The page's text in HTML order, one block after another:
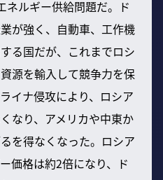
ネルギー供給問題だ。ド
が強く、自動車、工作機
る国だが、これまでロシ
源を輸入して競争力を保
イナ侵攻により、ロシア
なり、アメリカや中東か
を得なくなった。ロシア
価格は約2倍になり、ド